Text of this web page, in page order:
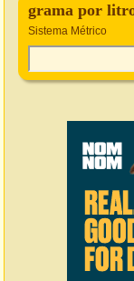
grama por
Sistema Métrico